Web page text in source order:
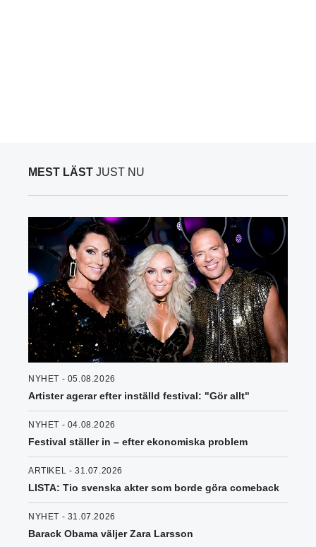
MEST LÄST JUST NU
NYHET - 05.08.2026
Artister agerar efter inställd festival: "Gör allt"
NYHET - 04.08.2026
Festival ställer in – efter ekonomiska problem
ARTIKEL - 31.07.2026
LISTA: Tio svenska akter som borde göra comeback
NYHET - 31.07.2026
Barack Obama väljer Zara Larsson